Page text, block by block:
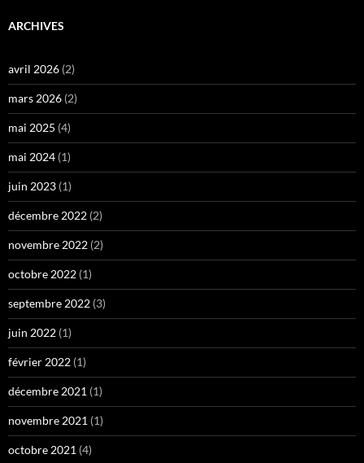
ARCHIVES
avril 2026 (2)
mars 2026 (2)
mai 2025 (4)
mai 2024 (1)
juin 2023 (1)
décembre 2022 (2)
novembre 2022 (2)
octobre 2022 (1)
septembre 2022 (3)
juin 2022 (1)
février 2022 (1)
décembre 2021 (1)
novembre 2021 (1)
octobre 2021 (4)